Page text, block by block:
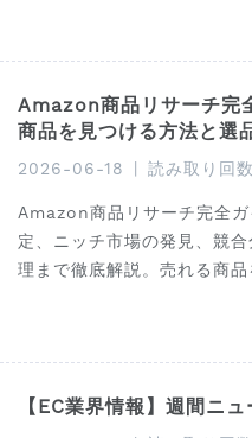
Amazon商品リサーチ完
商品を見つける方法と選
2026-06-18 読み取り回
Amazon商品リサーチ完全
定、ニッチ市場の発見、競
理まで徹底解説。売れる商
【EC業界情報】週間ニ